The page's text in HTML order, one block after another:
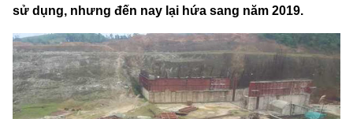
sử dụng, nhưng đến nay lại hứa sang năm 2019.